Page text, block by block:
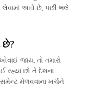
લેવામાં આવે છે, પછી ભલે
જાય, તો તમારો
રહ્યાં છો તે દેશના
મેળવવાના ખર્ચને